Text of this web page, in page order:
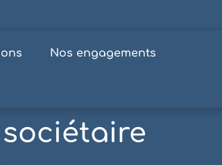
Nos engagements
sociétaire